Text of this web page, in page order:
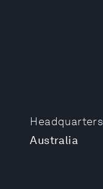
Headquarters
Australia